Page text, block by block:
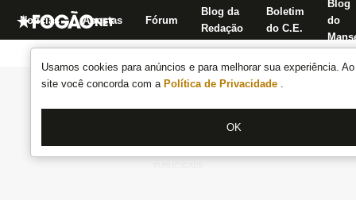
Usamos cookies para anúncios e para melhorar sua experiência.
site você concorda com a Política de Privacidade .
OK
Notícias Apostas Fórum
Blog da
Redação
Boletim
do C.E.
Blog
do